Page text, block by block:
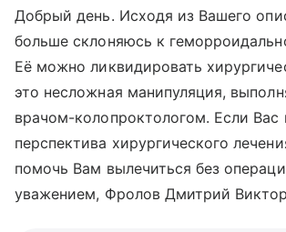
Добрый день. Исходя из Вашего
больше склоняюсь к
Её можно ликвидировать
это несложная манипуляция,
врачом-колопроктологом. Если Вас
перспектива хирургического
помочь Вам вылечиться без
уважением, Фролов Дмитрий